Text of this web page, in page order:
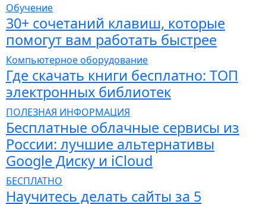
Обучение
30+ сочетаний клавиш, которые
помогут вам работать быстрее
Компьютерное оборудование
Где скачать книги бесплатно: ТОП
электронных библиотек
ПОЛЕЗНАЯ ИНФОРМАЦИЯ
Бесплатные облачные сервисы из
России: лучшие альтернативы
Google Диску и iCloud
БЕСПЛАТНО
Научитесь делать сайты за 5